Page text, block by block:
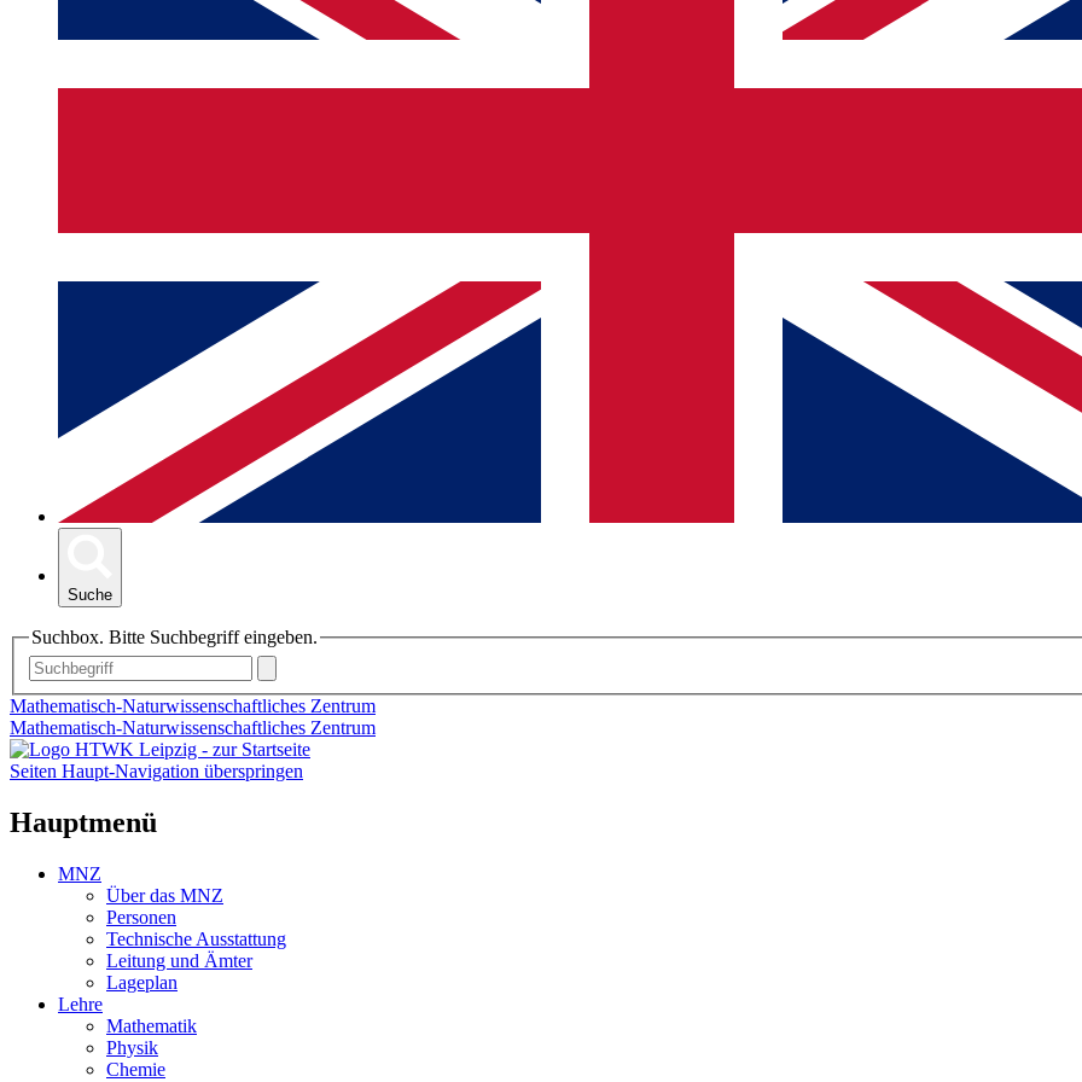
Suche
Suchbox. Bitte Suchbegriff eingeben.
Mathematisch-Naturwissenschaftliches Zentrum
Mathematisch-Naturwissenschaftliches Zentrum
Seiten Haupt-Navigation überspringen
Hauptmenü
MNZ
Über das MNZ
Personen
Technische Ausstattung
Leitung und Ämter
Lageplan
Lehre
Mathematik
Physik
Chemie